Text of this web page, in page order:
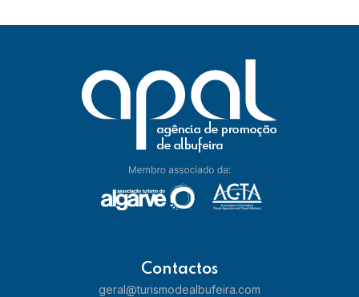
Contactos
geral@turismodealbufeira.com